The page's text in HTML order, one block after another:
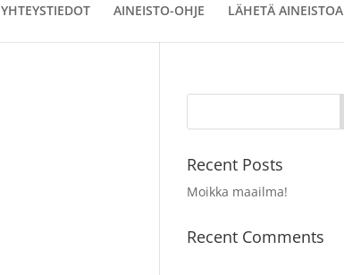
YHTEYSTIEDOT AINEISTO-OHJE LÄHETÄ AINEISTOA
Recent Posts
Moikka maailma!
Recent Comments